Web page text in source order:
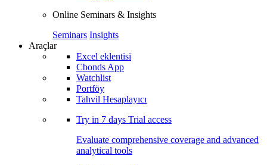
Online Seminars & Insights
Seminars Insights
Araçlar
Excel eklentisi
Cbonds App
Watchlist
Portföy
Tahvil Hesaplayıcı
Try in 7 days Trial access
Evaluate comprehensive coverage and advanced
analytical tools